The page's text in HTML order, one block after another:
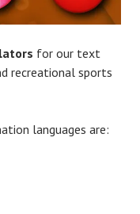
for our text
recreational sports
languages are: